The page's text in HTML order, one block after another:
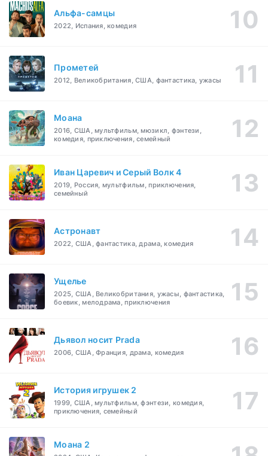
Альфа-самцы
2022, Испания, комедия
Прометей
2012, Великобритания, США, фантастика, ужасы
Моана
2016, США, мультфильм, мюзикл, фэнтези,
комедия, приключения, семейный
Иван Царевич и Серый Волк 4
2019, Россия, мультфильм, приключения,
семейный
Астронавт
2022, США, фантастика, драма, комедия
Ущелье
2025, США, Великобритания, ужасы, фантастика,
боевик, мелодрама, приключения
Дьявол носит Prada
2006, США, Франция, драма, комедия
История игрушек 2
1999, США, мультфильм, фэнтези, комедия,
приключения, семейный
Моана 2